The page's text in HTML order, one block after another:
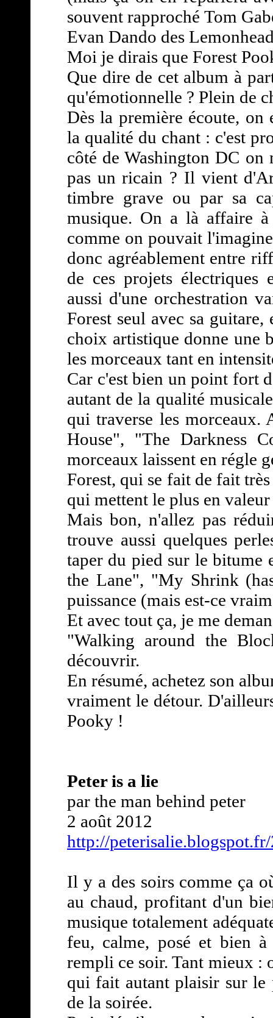
souvent rapproché Tom
Evan Dando des
Moi je dirais que Forest
Que dire de cet album à
qu'émotionnelle ? Plein de
Dès la première écoute, on
la qualité du chant : c'est
côté de Washington DC
pas un ricain ? Il vient
timbre grave ou par sa
musique. On a là affaire
comme on pouvait
donc agréablement entre
de ces projets électriques
aussi d'une orchestration
Forest seul avec sa
choix artistique donne une
les morceaux tant en
Car c'est bien un point fort
autant de la qualité
qui traverse les morceaux.
House", "The Darkness
morceaux laissent en régle
Forest, qui se fait de fait
qui mettent le plus en
Mais bon, n'allez pas
trouve aussi quelques
taper du pied sur le bitume
the Lane", "My Shrink
puissance (mais est-ce
Et avec tout ça, je me
"Walking around the
découvrir.
En résumé, achetez son
vraiment le détour.
Pooky !
Peter is a lie
par the man behind peter
2 août 2012
http://
Il y a des soirs comme ça
au chaud, profitant d'un
musique totalement
feu, calme, posé et bien
rempli ce soir. Tant mieux :
qui fait autant plaisir sur le
de la soirée.